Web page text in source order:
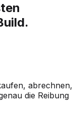
abrechnen,
die Reibung